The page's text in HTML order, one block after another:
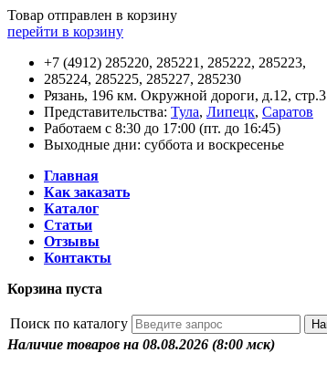
Товар отправлен в корзину
перейти в корзину
+7 (4912) 285220, 285221, 285222, 285223,
285224, 285225, 285227, 285230
Рязань, 196 км. Окружной дороги, д.12, стр.3
Представительства: Тула, Липецк, Саратов
Работаем с 8:30 до 17:00 (пт. до 16:45)
Выходные дни: суббота и воскресенье
Главная
Как заказать
Каталог
Статьи
Отзывы
Контакты
Корзина пуста
Поиск по каталогу
Наличие товаров на 08.08.2026 (8:00 мск)